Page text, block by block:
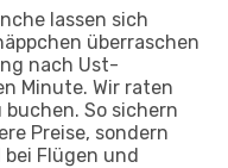
lassen sich
überraschen
nach Ust-
Minute. Wir raten
So sichern
Preise, sondern
Flügen und